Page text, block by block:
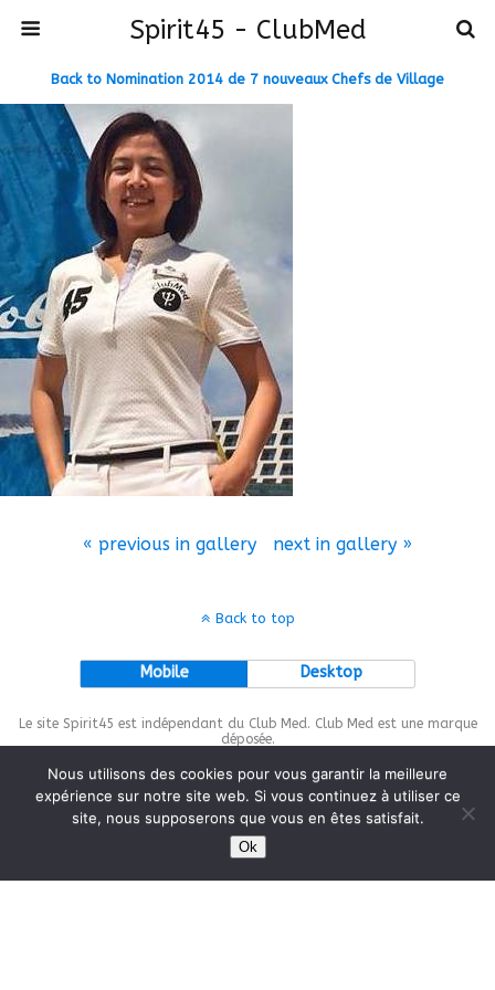
Spirit45 - ClubMed
Back to Nomination 2014 de 7 nouveaux Chefs de Village
« previous in gallery next in gallery »
Back to top
Mobile Desktop
Le site Spirit45 est indépendant du Club Med. Club Med est une marque
déposée.
This site is protected bywp-copyrightpro.com
Nous utilisons des cookies pour vous garantir la meilleure
expérience sur notre site web. Si vous continuez à utiliser ce
site, nous supposerons que vous en êtes satisfait.
Ok